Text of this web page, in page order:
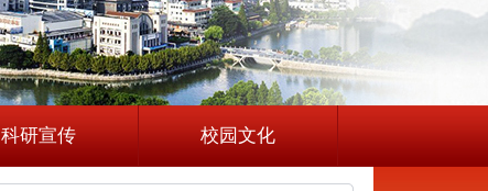
科研宣传 校园文化